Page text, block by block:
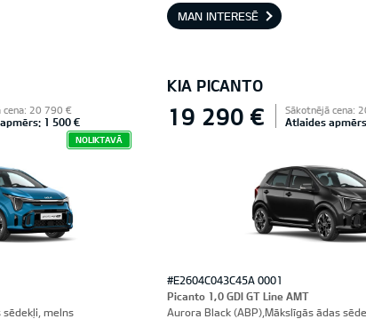
MAN INTERESĒ
cena: 20 790 €
1 500 €
NOLIKTAVĀ
sēdekļi, melns
KIA PICANTO
19 290 € Sākotnējā cena:
Atlaides
#E2604C043C45A 0001
Picanto 1,0 GDI GT Line AMT
Aurora Black (ABP),Mākslīgās ādas